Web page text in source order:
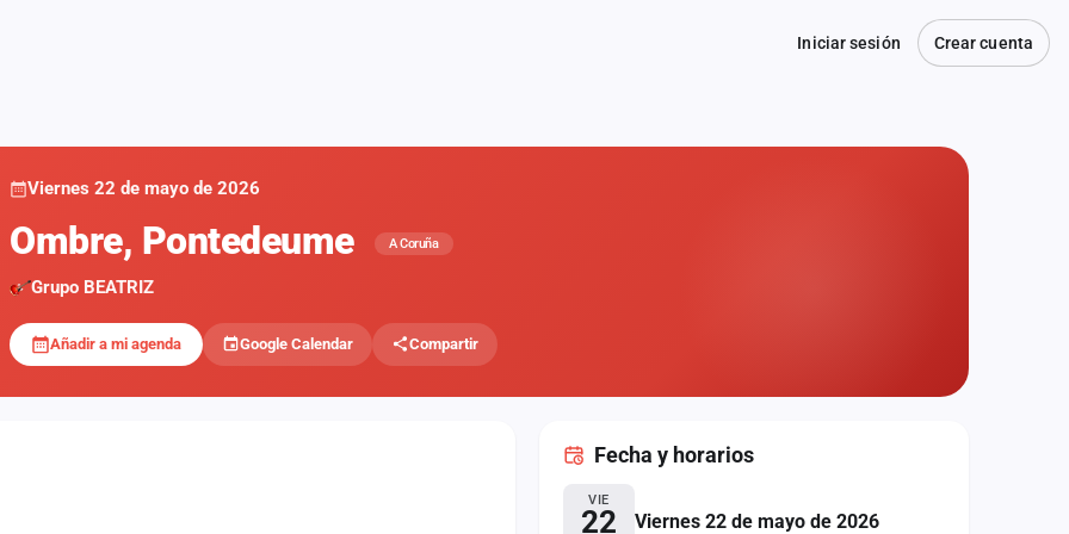
Iniciar sesión Crear cuenta
Viernes 22 de mayo de 2026
Ombre, Pontedeume A Coruña
Grupo BEATRIZ
Añadir a mi agenda Google Calendar Compartir
Fecha y horarios
VIE
22 Viernes 22 de mayo de 2026